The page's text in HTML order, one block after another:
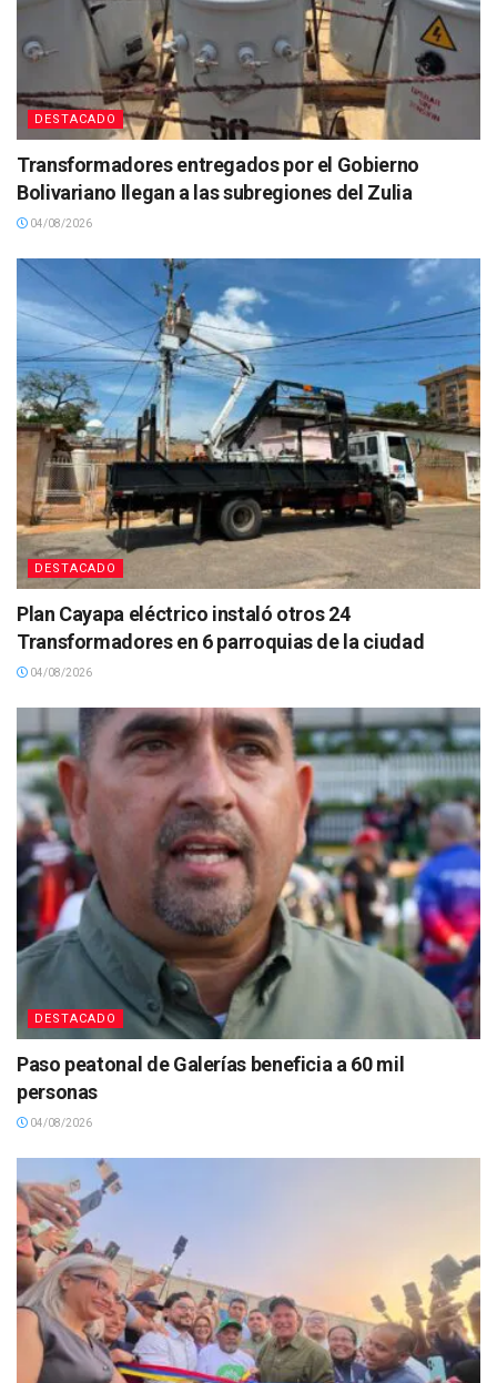
DESTACADO
Transformadores entregados por el Gobierno
Bolivariano llegan a las subregiones del Zulia
04/08/2026
DESTACADO
Plan Cayapa eléctrico instaló otros 24
Transformadores en 6 parroquias de la ciudad
04/08/2026
DESTACADO
Paso peatonal de Galerías beneficia a 60 mil
personas
04/08/2026